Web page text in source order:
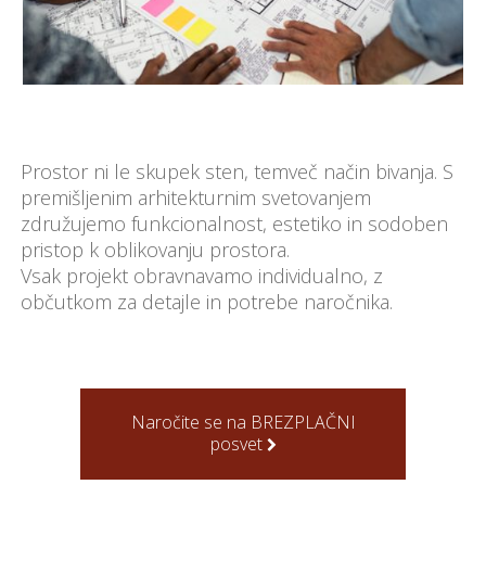
Prostor ni le skupek sten, temveč način bivanja. S
premišljenim arhitekturnim svetovanjem
združujemo funkcionalnost, estetiko in sodoben
pristop k oblikovanju prostora.
Vsak projekt obravnavamo individualno, z
občutkom za detajle in potrebe naročnika.
Naročite se na BREZPLAČNI
posvet 